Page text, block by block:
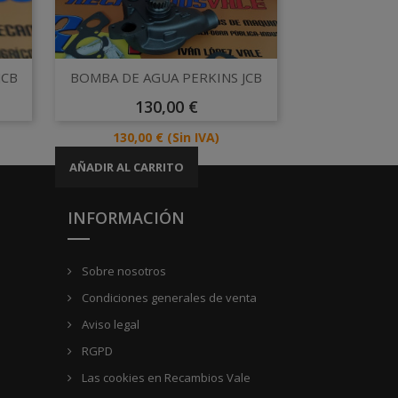
Vista rápida
BOMBA DE AGUA PERKINS JCB
Precio
130,00 €
Precio
130,00 € (Sin IVA)
AÑADIR AL CARRITO
INFORMACIÓN
Sobre nosotros
Condiciones generales de venta
Aviso legal
RGPD
Las cookies en Recambios Vale